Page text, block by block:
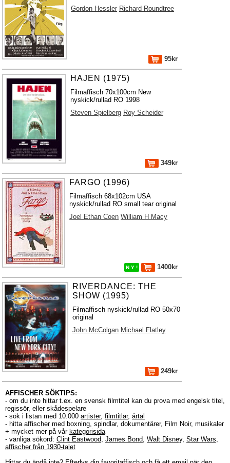
Gordon Hessler Richard Roundtree
95kr
HAJEN (1975)
Filmaffisch 70x100cm New
nyskick/rullad RO 1998
Steven Spielberg Roy Scheider
349kr
FARGO (1996)
Filmaffisch 68x102cm USA
nyskick/rullad RO small tear original
Joel Ethan Coen William H Macy
N Y ! 1400kr
RIVERDANCE: THE
SHOW (1995)
Filmaffisch nyskick/rullad RO 50x70
original
John McColgan Michael Flatley
249kr
AFFISCHER SÖKTIPS:
- om du inte hittar t.ex. en svensk filmtitel kan du prova med engelsk titel,
regissör, eller skådespelare
- sök i listan med 10.000 artister, filmtitlar, årtal
- hitta affischer med boxning, spindlar, dokumentärer, Film Noir, musikaler
+ mycket mer på vår kategorisida
- vanliga sökord: Clint Eastwood, James Bond, Walt Disney, Star Wars,
affischer från 1930-talet